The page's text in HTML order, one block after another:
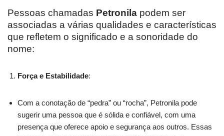
Pessoas chamadas Petronila podem ser
associadas a várias qualidades e características
que refletem o significado e a sonoridade do
nome:
Força e Estabilidade:
Com a conotação de “pedra” ou “rocha”, Petronila pode
sugerir uma pessoa que é sólida e confiável, com uma
presença que oferece apoio e segurança aos outros. Essas